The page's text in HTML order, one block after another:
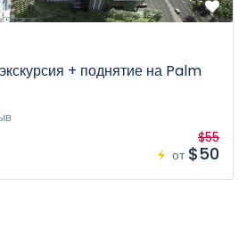
+ поднятие на Palm
от
$55
$50